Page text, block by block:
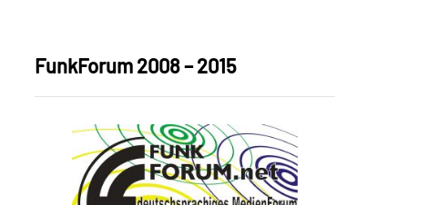
FunkForum 2008 – 2015